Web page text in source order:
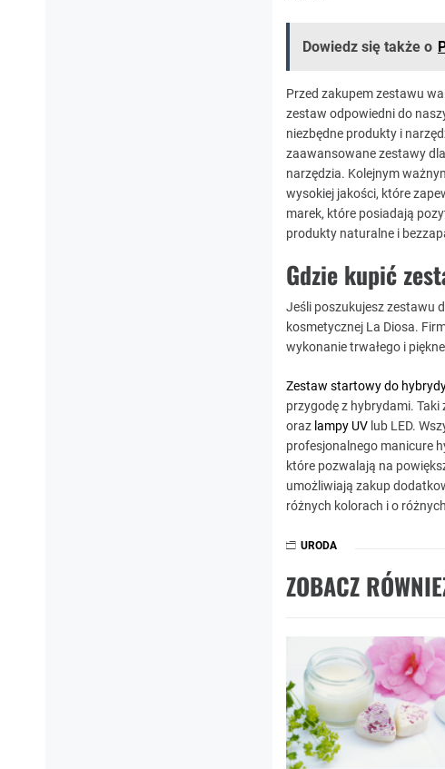
Dowiedz się także o
Przed zakupem zestawu
zestaw odpowiedni do
niezbędne produkty i
zaawansowane zestawy
narzędzia. Kolejnym
wysokiej jakości, które
marek, które posiadają
produkty naturalne i
Gdzie kupić
Jeśli poszukujesz zestawu
kosmetycznej La Diosa.
wykonanie trwałego i
Zestaw startowy do
przygodę z hybrydami. Taki
oraz lampy UV lub LED.
profesjonalnego manicure
które pozwalają na
umożliwiają zakup
różnych kolorach i o
URODA
ZOBACZ